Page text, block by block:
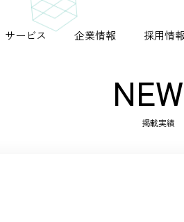
サービス 企業情報 採用情報
掲載実績